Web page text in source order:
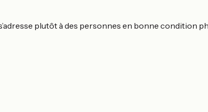
plutôt à des personnes en bonne condition